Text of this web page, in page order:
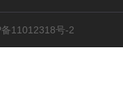
备11012318号-2